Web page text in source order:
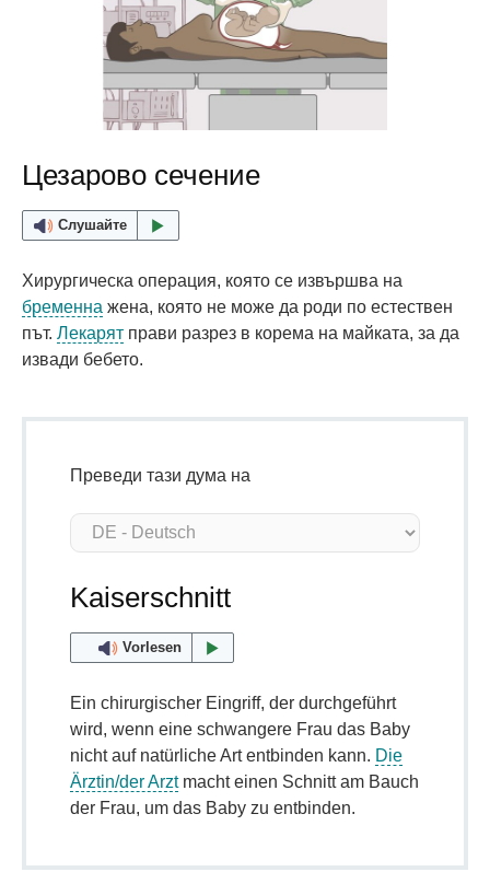
Цезарово сечение
Слушайте
Хирургическа операция, която се извършва на
бременна жена, която не може да роди по естествен
път. Лекарят прави разрез в корема на майката, за да
извади бебето.
Преведи тази дума на
Kaiserschnitt
Vorlesen
Ein chirurgischer Eingriff, der durchgeführt
wird, wenn eine schwangere Frau das Baby
nicht auf natürliche Art entbinden kann. Die
Ärztin/der Arztmacht einen Schnitt am Bauch
der Frau, um das Baby zu entbinden.